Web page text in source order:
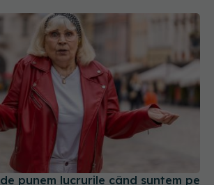
punem lucrurile când suntem pe